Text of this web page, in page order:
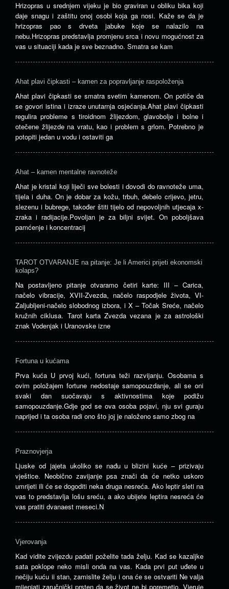
Hrizopras u srednjem vijeku je bio graviran u obliku bika koji
daje snagu i zaštitu onoj osobi koja ga nosi. Kaže se da je
hrizopras pao s drveta jabuke koje se nalazilo na
nebu.Hrizopras predstavlja promjenu srca i novu mogućnost za
vas u situaciji kada je sve beznadno. Smatra se kam
Ahat plavi čipkasti – kamen za popravljanje raspoloženja
Ahat plavi čipkasti se smatra svetim kamenom. On potiče da
se govori istina i izraze unutarnja osjećanja.Ahat plavi čipkasti
regulira probleme s tiroidnom žlijezdom, glavobolje i bolne i
otečene žlijezde na vratu, kao i problem s grlom. Potrebno je
potopiti jedan u vodu i ostaviti ga
Ahat – kamen mentalne ravnoteže
Ahat je kristal koji liječi sve bolesti i dovodi do ravnoteže uma,
tijela i duha. On je dobar za kožu, trbuh, debelo crijevo, jetru,
slezenu i bubrege, također štiti tijelo od nepovoljnih utjecaja x-
zraka i radijacije.Povoljan je za biljni svijet. On poboljšava
pamćenje i koncentracij
TAROT OTVARANJE na pitanje: Je li Americi prijeti ekonomski
kolaps?
Na postavljeno pitanje otvaramo četiri karte: III – Carica,
načelo vibracije, XVII-Zvezda, načelo raspodjele života, VI-
Zaljubljeni-načelo slobodnog izbora, i X – Točak Sreće, načelo
kružnih ciklusa. Tarot karta Zvezda vezana je za astrološki
znak Vodenjak i Uranovske izne
Fortuna u kućama
Prva kuća U prvoj kući, fortuna teži razvijanju. Osobama s
ovim položajem fortune nedostaje samopouzdanje, ali se oni
svaki dan suočavaju s aktivnostima koje podižu
samopouzdanje.Gdje god se ova osoba pojavi, nju svi guraju
naprijed i ta osoba radi ono što joj je naloženo samo zbog na
Praznovjerja
Ljuske od jajeta ukoliko se nađu u blizini kuće – prizivaju
vještice. Neobično zavijanje psa znači da će netko uskoro
umrijeti ili će se dogoditi neka druga nesreća. Ako leptir sleti na
vas to predstavlja lošu sreću, a ako ubijete leptira nesreća će
vas pratiti dvanaest meseci.N
Vjerovanja
Kad vidite zvijezdu padati poželite tada želju. Kad se kazaljke
sata poklope neko misli onda na vas. Kada prvi put uđete u
nečiju kuću ii stan, zamislite želju i ona će se ostvariti Ne valja
mijenjati zaručnički prsten da se život ne bi poremetio. Vjeruje